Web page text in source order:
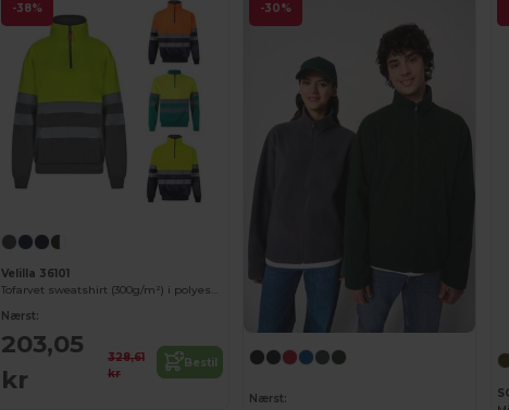
-38%
Velilla 36101
Tofarvet sweatshirt (300g/m²) i polyesterfleece (100%)
Nærst:
203,05
kr
328,61
kr
Bestil
-30%
Nærst: